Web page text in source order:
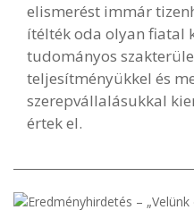
elismerést immár
ítélték oda olyan fiatal
tudományos
teljesítményükkel és
szerepvállalásukkal
értek el.